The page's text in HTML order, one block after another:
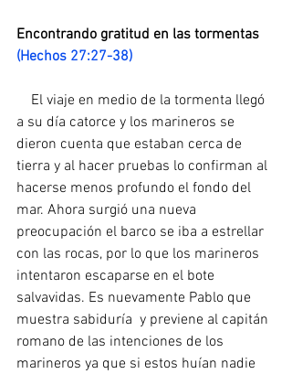
Encontrando gratitud en las tormentas
(Hechos 27:27-38)
a su día catorce y los marineros se
dieron cuenta que estaban cerca de
tierra y al hacer pruebas lo confirman al
hacerse menos profundo el fondo del
mar. Ahora surgió una nueva
preocupación el barco se iba a estrellar
con las rocas, por lo que los marineros
intentaron escaparse en el bote
salvavidas. Es nuevamente Pablo que
muestra sabiduría  y previene al capitán
romano de las intenciones de los
marineros ya que si estos huían nadie